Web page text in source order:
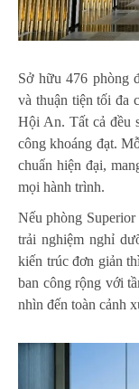
Sở hữu 476 phòng
và thuận tiện tối đa
Hội An. Tất cả đều
công khoáng đạt.
chuẩn hiện đại,
mọi hành trình.
Nếu phòng
trải nghiệm nghỉ
kiến trúc đơn giản
ban công rộng với
nhìn đến toàn cảnh